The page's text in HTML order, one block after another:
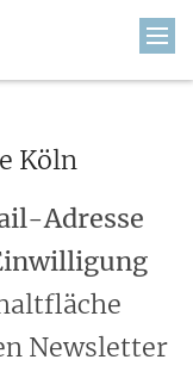
Köln
Adresse
Newsletter